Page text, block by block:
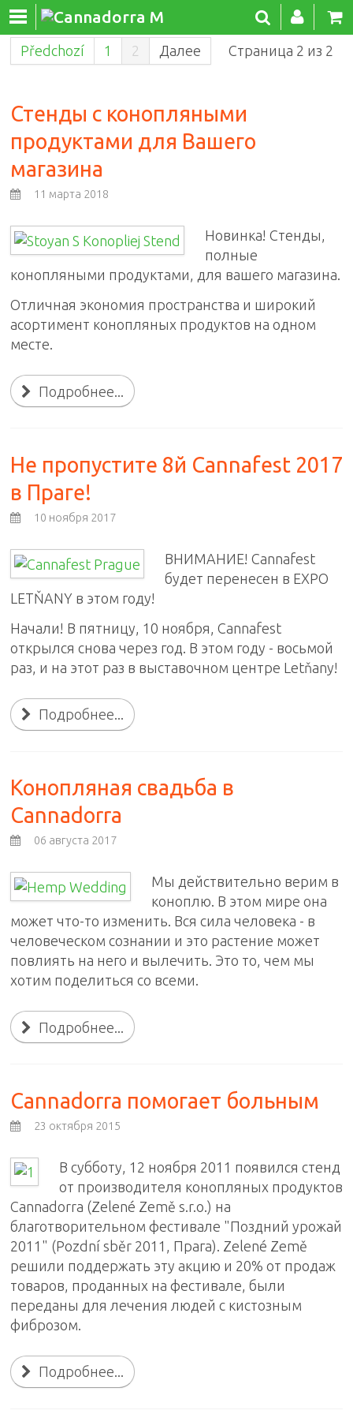
Страница 2 из 2
Předchozí 1 2 Далее
Стенды с конопляными
продуктами для Вашего
магазина
11 марта 2018
Новинка! Стенды,
полные
конопляными продуктами, для вашего магазина.
Отличная экономия пространства и широкий
асортимент конопляных продуктов на одном
месте.
Подробнее...
Не пропустите 8й Cannafest 2017
в Праге!
10 ноября 2017
ВНИМАНИЕ! Cannafest
будет перенесен в EXPO
LETŇANY в этом году!
Начали! В пятницу, 10 ноября, Cannafest
открылся снова через год. В этом году - восьмой
раз, и на этот раз в выставочном центре Letňany!
Подробнее...
Конопляная свадьба в
Cannadorra
06 августа 2017
Мы действительно верим в
коноплю. В этом мире она
может что-то изменить. Вся сила человека - в
человеческом сознании и это растение может
повлиять на него и вылечить. Это то, чем мы
хотим поделиться со всеми.
Подробнее...
Cannadorra помогает больным
23 октября 2015
В субботу, 12 ноября 2011 появился стенд
от производителя конопляных продуктов
Сannadorra (Zelené Země s.r.o.) на
благотворительном фестивале "Поздний урожай
2011" (Pozdní sběr 2011, Прага). Zelené Země
решили поддержать эту акцию и 20% от продаж
товаров, проданных на фестивале, были
переданы для лечения людей с кистозным
фиброзом.
Подробнее...